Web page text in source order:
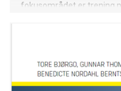
fokusområdet er trening